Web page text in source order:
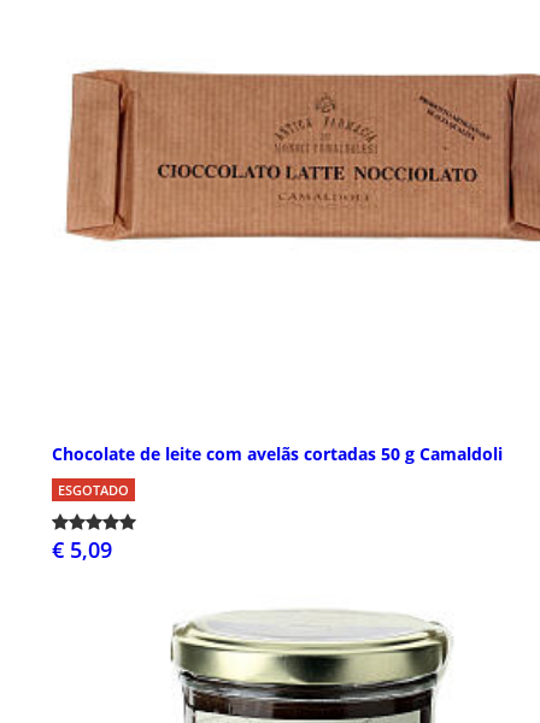
Chocolate de leite com avelãs cortadas 50 g Camaldoli
ESGOTADO
€ 5,09